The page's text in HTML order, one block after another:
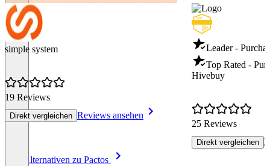
simple system
19 Reviews
Direkt vergleichen Reviews ansehen
Leader -
Top Rated -
Hivebuy
25 Reviews
Direkt vergleichen
Alle Alternativen zu Pactos